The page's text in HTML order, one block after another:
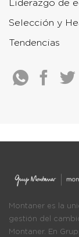
Liderazgo de
Selección y
Tendencias
Montaner es la
gestión del
Montaner. En